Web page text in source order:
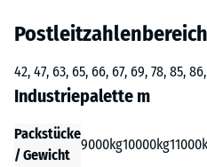
Postleitzahlenbereich
42, 47, 63, 65, 66, 67, 69, 78, 85,
Industriepalette m
Packstücke
/ Gewicht
9000kg10000kg